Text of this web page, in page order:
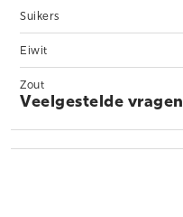
Suikers
Eiwit
Zout
Veelgestelde vragen